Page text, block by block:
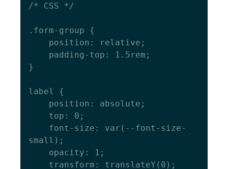
/* CSS */
.form-group {
}
label {
small);